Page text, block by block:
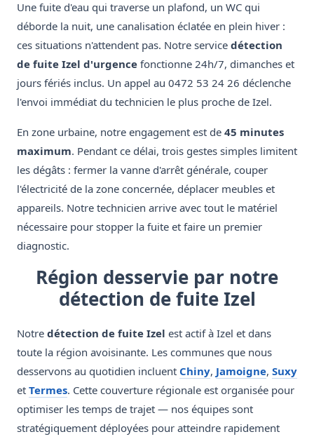
Une fuite d'eau qui traverse un plafond, un WC qui
déborde la nuit, une canalisation éclatée en plein hiver :
ces situations n'attendent pas. Notre service détection
de fuite Izel d'urgence fonctionne 24h/7, dimanches et
jours fériés inclus. Un appel au 0472 53 24 26 déclenche
l'envoi immédiat du technicien le plus proche de Izel.
En zone urbaine, notre engagement est de 45 minutes
maximum. Pendant ce délai, trois gestes simples limitent
les dégâts : fermer la vanne d'arrêt générale, couper
l'électricité de la zone concernée, déplacer meubles et
appareils. Notre technicien arrive avec tout le matériel
nécessaire pour stopper la fuite et faire un premier
diagnostic.
Région desservie par notre
détection de fuite Izel
Notre détection de fuite Izel est actif à Izel et dans
toute la région avoisinante. Les communes que nous
desservons au quotidien incluent Chiny, Jamoigne, Suxy
et Termes. Cette couverture régionale est organisée pour
optimiser les temps de trajet — nos équipes sont
stratégiquement déployées pour atteindre rapidement